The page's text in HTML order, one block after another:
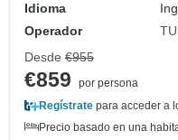
Idioma
Operador
Desde €955
€859
por persona
Regístrate para acceder a
Precio basado en una